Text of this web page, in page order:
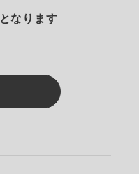
となります